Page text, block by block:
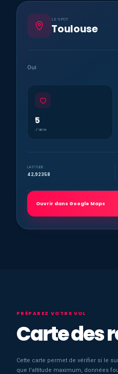
LE SPOT
Toulouse
Oui
5
J’aime
LATITUDE
42,92358
Ouvrir dans Google Maps
PRÉPAREZ VOTRE VOL
Carte des
Cette carte permet de vérifier si le
que l'altitude maximum, données